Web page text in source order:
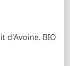
d'Avoine. BIO